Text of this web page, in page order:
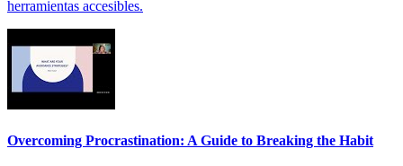
herramientas accesibles.
Overcoming Procrastination: A Guide to Breaking the Habit